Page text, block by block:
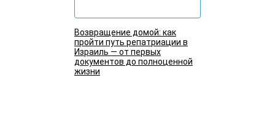
Возвращение домой: как
пройти путь репатриации в
Израиль — от первых
документов до полноценной
жизни